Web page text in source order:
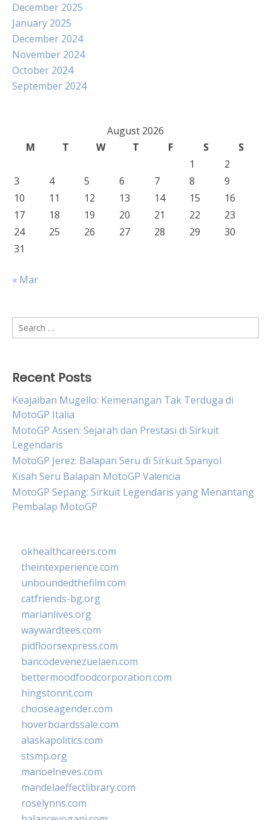
December 2025
January 2025
December 2024
November 2024
October 2024
September 2024
August 2026
M
T W T F S
S
1
2
3
4 5 6 7 8
9
10
11 12 13 14 15
16
17
18 19 20 21 22
23
24
25 26 27 28 29
30
31
« Mar
Search
for:
Recent Posts
Keajaiban Mugello: Kemenangan Tak Terduga di
MotoGP Italia
MotoGP Assen: Sejarah dan Prestasi di Sirkuit
Legendaris
MotoGP Jerez: Balapan Seru di Sirkuit Spanyol
Kisah Seru Balapan MotoGP Valencia
MotoGP Sepang: Sirkuit Legendaris yang Menantang
Pembalap MotoGP
okhealthcareers.com
theintexperience.com
unboundedthefilm.com
catfriends-bg.org
marianlives.org
waywardtees.com
pidfloorsexpress.com
bancodevenezuelaen.com
bettermoodfoodcorporation.com
hingstonnt.com
chooseagender.com
hoverboardssale.com
alaskapolitics.com
stsmp.org
manoelneves.com
mandelaeffectlibrary.com
roselynns.com